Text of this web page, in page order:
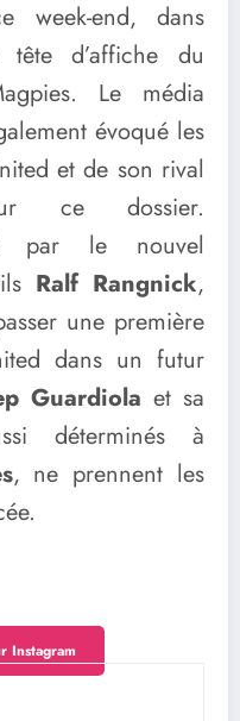
week-end, dans
d’affiche du
Le média
évoqué les
et de son rival
ce dossier.
par le nouvel
Ralf Rangnick,
une première
dans un futur
Guardiola et sa
déterminés à
, ne prennent les
Instagram